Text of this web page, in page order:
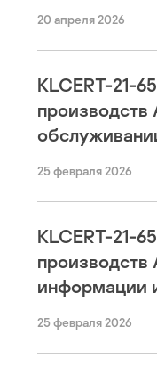
20 апреля 2026
KLCERT-21-
производств
25 февраля 2026
KLCERT-21-
производств
информации
25 февраля 2026